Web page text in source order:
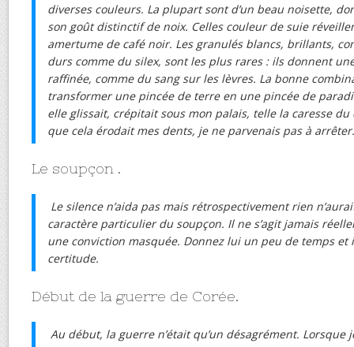
diverses couleurs. La plupart sont d’un beau noisette,
son goût distinctif de noix. Celles couleur de suie
amertume de café noir. Les granulés blancs, brillants,
durs comme du silex, sont les plus rares : ils donnent
raffinée, comme du sang sur les lèvres. La bonne
transformer une pincée de terre en une pincée de
elle glissait, crépitait sous mon palais, telle la caresse du
que cela érodait mes dents, je ne parvenais pas à arrêter.
Le soupçon .
Le silence n’aida pas mais rétrospectivement rien
caractère particulier du soupçon. Il ne s’agit jamais
une conviction masquée. Donnez lui un peu de temps
certitude.
Début de la guerre de Corée.
Au début, la guerre n’était qu’un désagrément. Lorsque